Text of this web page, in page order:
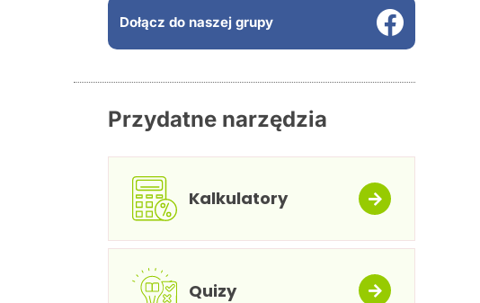
Dołącz do naszej grupy
Przydatne narzędzia
Kalkulatory
Quizy